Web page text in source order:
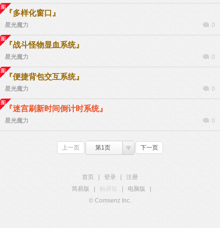
『多样化窗口』
星光魔力 0
『战斗怪物显血系统』
星光魔力 0
『便捷背包交互系统』
星光魔力 0
『迷宫刷新时间倒计时系统』
星光魔力 0
上一页 第1页 下一页
首页 登录
注册
简易版
触屏版 电脑版
© Comsenz Inc.